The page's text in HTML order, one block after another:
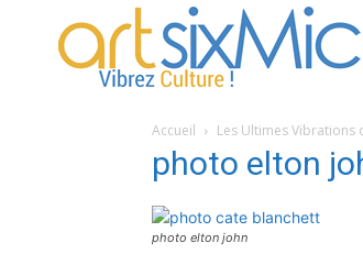
artsixMic
Accueil Les Ultimes Vibrations
photo elton
photo elton john